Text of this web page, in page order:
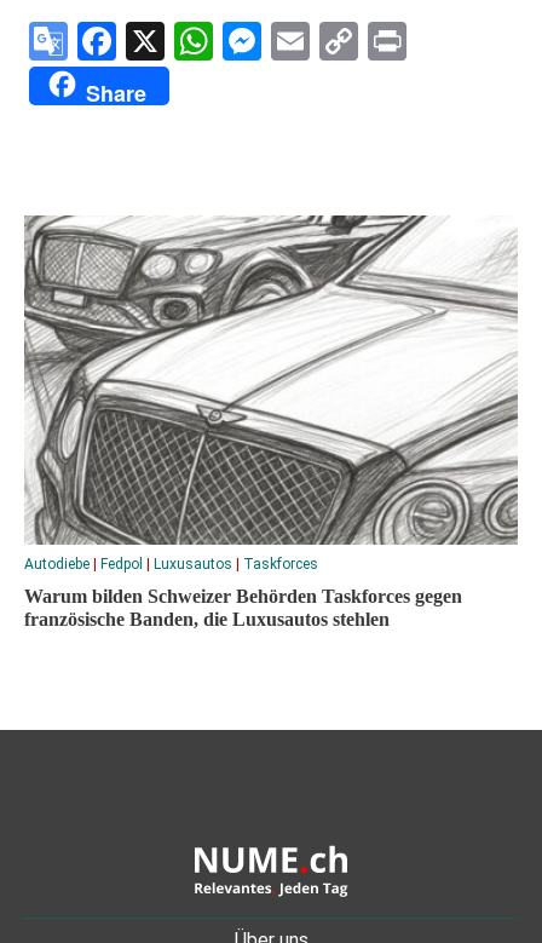
Google
Translate
Facebook
X WhatsApp
Messenger
Email
Copy
Share
Autodiebe Fedpol Luxusautos Taskforces
Warum bilden Schweizer Behörden Taskforces gegen
französische Banden, die Luxusautos stehlen